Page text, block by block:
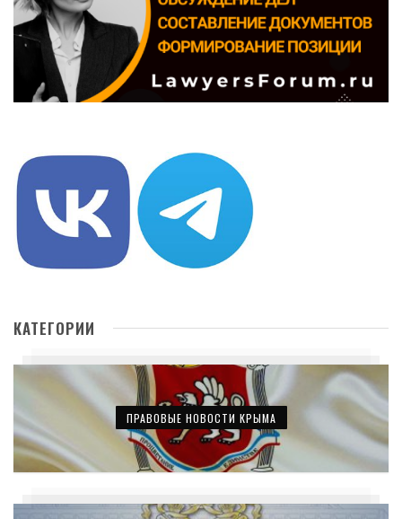
КАТЕГОРИИ
ПРАВОВЫЕ НОВОСТИ КРЫМА